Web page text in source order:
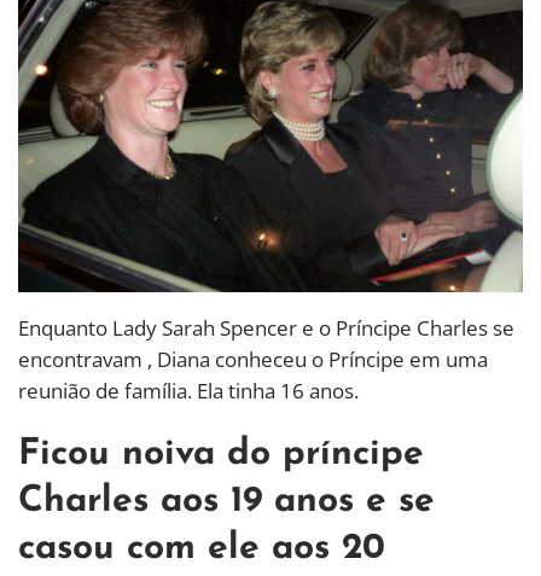
Enquanto Lady Sarah Spencer e o Príncipe Charles se
encontravam , Diana conheceu o Príncipe em uma
reunião de família. Ela tinha 16 anos.
Ficou noiva do príncipe
Charles aos 19 anos e se
casou com ele aos 20